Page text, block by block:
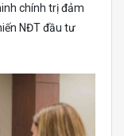
chính trị đảm
NĐT đầu tư